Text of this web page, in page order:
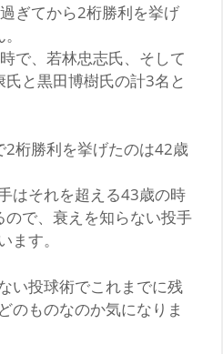
ぎてから2桁勝利を挙げ
で、若林忠志氏、そして
と黒田博樹氏の計3名と
桁勝利を挙げたのは42歳
はそれを超える43歳の時
で、衰えを知らない投手
ます。
い投球術でこれまでに残
のものなのか気になりま